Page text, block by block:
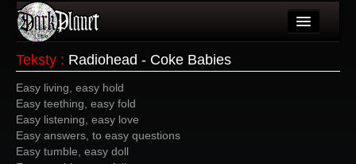
Wydarzenia
Galeria
Teksty : Radiohead - Coke Babies
Easy living, easy hold
Easy teething, easy fold
Easy listening, easy love
Easy answers, to easy questions
Easy tumble, easy doll